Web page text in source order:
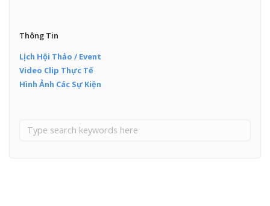
Thông Tin
Lịch Hội Thảo / Event
Video Clip Thực Tế
Hình Ảnh Các Sự Kiện